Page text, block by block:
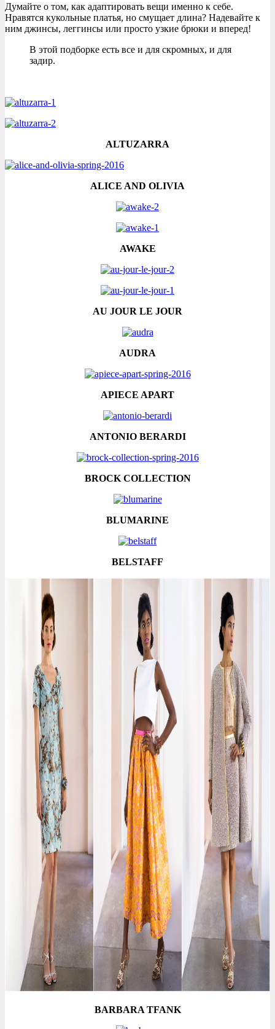
Думайте о том, как адаптировать вещи именно к себе.
Нравятся кукольные платья, но смущает длина? Надевайте к
ним джинсы, леггинсы или просто узкие брюки и вперед!
В этой подборке есть все и для скромных, и для
задир.
ALTUZARRA
ALICE AND OLIVIA
AWAKE
AU JOUR LE JOUR
AUDRA
APIECE APART
ANTONIO BERARDI
BROCK COLLECTION
BLUMARINE
BELSTAFF
BARBARA TFANK